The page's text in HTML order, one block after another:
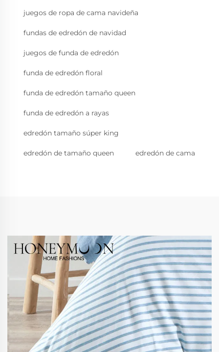
juegos de ropa de cama navideña
fundas de edredón de navidad
juegos de funda de edredón
funda de edredón floral
funda de edredón tamaño queen
funda de edredón a rayas
edredón tamaño súper king
edredón de tamaño queen edredón de cama